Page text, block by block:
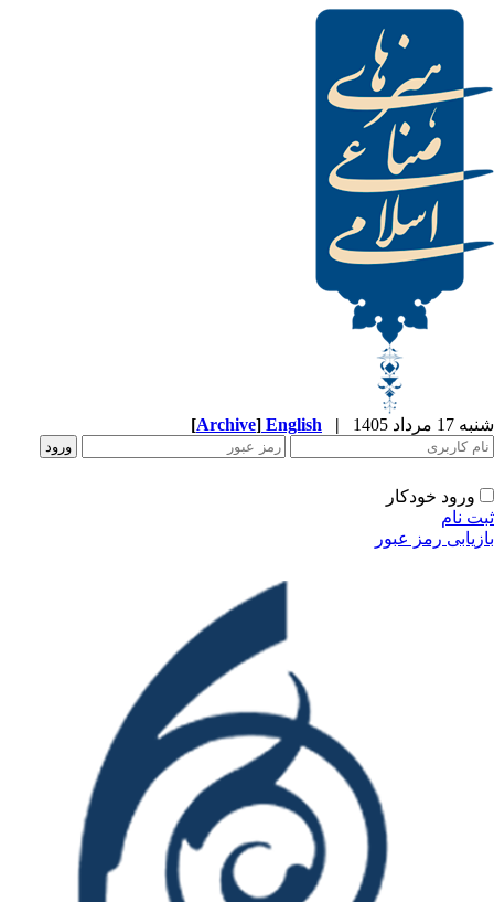
|
English
[ Archive
عبور